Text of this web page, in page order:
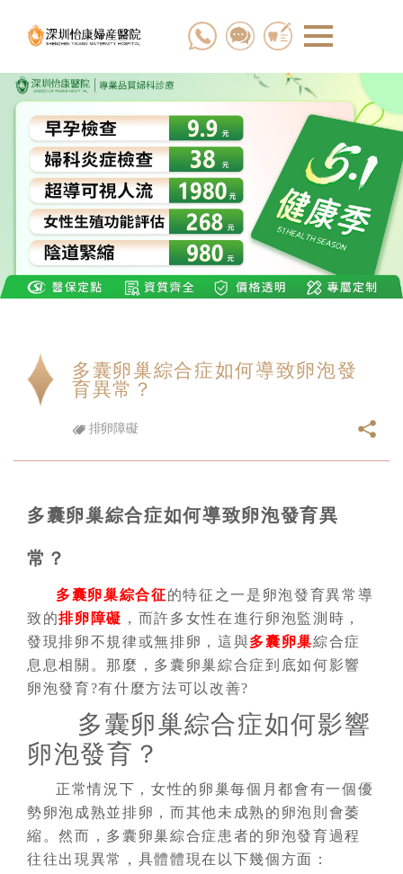
多囊卵巢綜合症如何導致卵泡發
育異常？
排卵障礙
多囊卵巢綜合症如何導致卵泡發育異
常？
多囊卵巢綜合征的特征之一是卵泡發育異常導
致的排卵障礙 ，而許多女性在進行卵泡監測時，
發現排卵不規律或無排卵，這與多囊卵巢綜合症
息息相關。那麼， 多囊卵巢綜合症到底如何影響
卵泡發育?有什麼方法可以改善?
多囊卵巢綜合症如何影響
卵泡發育？
正常情況下，女性的卵巢每個月都會有一個優
勢卵泡成熟並排卵，而其他未成熟的卵泡則會萎
縮。然而，多囊卵巢綜合症患者的卵泡發育過程
往往出現異常，具體體現在以下幾個方面：